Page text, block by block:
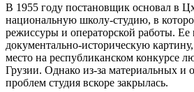
В 1955 году постановщик основал в
национальную школу-студию, в
режиссуры и операторской работы. Ее
документально-историческую
место на республиканском конкурсе
Грузии. Однако из-за материальных и
проблем студия вскоре закрылась.